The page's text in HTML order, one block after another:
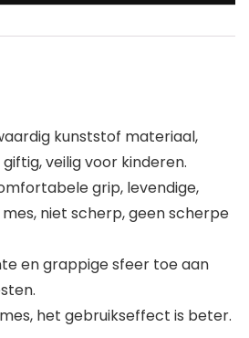
kunststof materiaal,
veilig voor kinderen.
grip, levendige,
niet scherp, geen scherpe
en grappige sfeer toe aan
het gebruikseffect is beter.